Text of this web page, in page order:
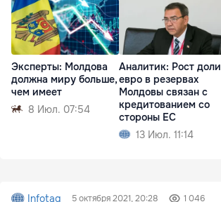
Эксперты: Молдова
должна миру больше,
чем имеет
8 Июл. 07:54
Аналитик: Рост доли
евро в резервах
Молдовы связан с
кредитованием со
стороны ЕС
13 Июл. 11:14
Infotag 5 октября 2021, 20:28 1 046